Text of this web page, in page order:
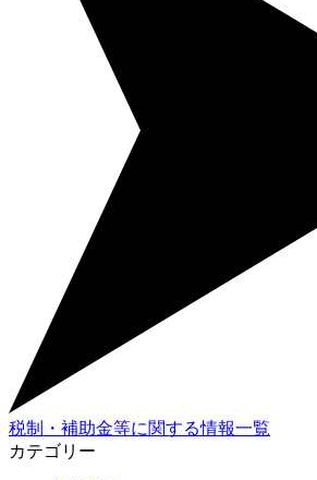
税制・補助金等に関する情報一覧
カテゴリー